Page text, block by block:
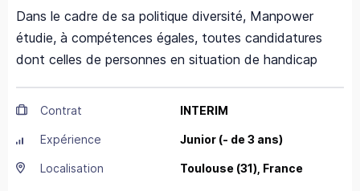
Dans le cadre de sa politique diversité, Manpower
étudie, à compétences égales, toutes candidatures
dont celles de personnes en situation de handicap
Contrat INTERIM
Expérience Junior (- de 3 ans)
Localisation Toulouse (31), France